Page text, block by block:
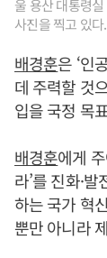
울 용산 대통령
사진을 찍고 있
배경훈은 ‘인
데 주력할 것
입을 국정 목
배경훈에게
라’를 진화·
하는 국가 혁
뿐만 아니라